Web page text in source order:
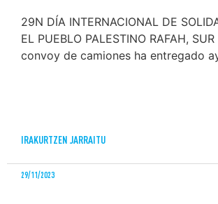
29N DÍA INTERNACIONAL DE
EL PUEBLO PALESTINO RAFAH,
convoy de camiones ha entregado
IRAKURTZEN JARRAITU
29/11/2023